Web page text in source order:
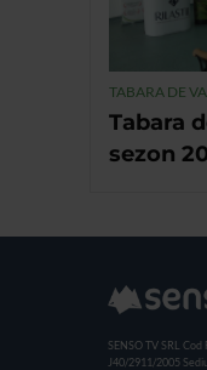
TABARA DE
Tabara
sezon
SENSO TV SRL Cod
J40/2911/2005